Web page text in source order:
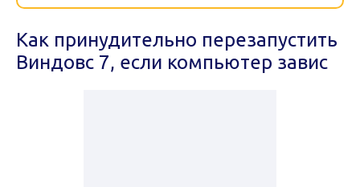
Как принудительно перезапустить
Виндовс 7, если компьютер завис